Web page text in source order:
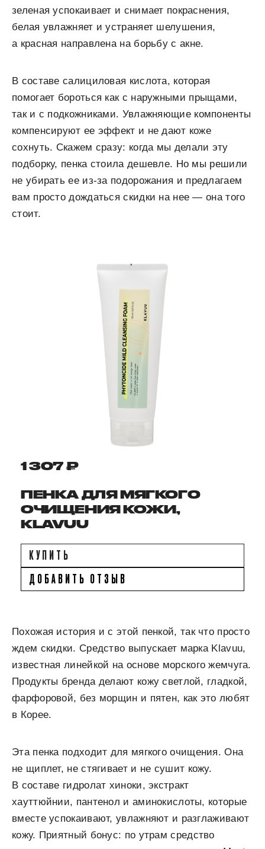
зеленая успокаивает и снимает покраснения,
белая увлажняет и устраняет шелушения,
а красная направлена на борьбу с акне.
В составе салициловая кислота, которая
помогает бороться как с наружными прыщами,
так и с подкожниками. Увлажняющие компоненты
компенсируют ее эффект и не дают коже
сохнуть. Скажем сразу: когда мы делали эту
подборку, пенка стоила дешевле. Но мы решили
не убирать ее из-за подорожания и предлагаем
вам просто дождаться скидки на нее — она того
стоит.
1 307 ₽
ПЕНКА ДЛЯ МЯГКОГО
ОЧИЩЕНИЯ КОЖИ,
KLAVUU
КУПИТЬ
ДОБАВИТЬ ОТЗЫВ
Похожая история и с этой пенкой, так что просто
ждем скидки. Средство выпускает марка Klavuu,
известная линейкой на основе морского жемчуга.
Продукты бренда делают кожу светлой, гладкой,
фарфоровой, без морщин и пятен, как это любят
в Корее.
Эта пенка подходит для мягкого очищения. Она
не щиплет, не стягивает и не сушит кожу.
В составе гидролат хиноки, экстракт
хауттюйнии, пантенол и аминокислоты, которые
вместе успокаивают, увлажняют и разглаживают
кожу. Приятный бонус: по утрам средство